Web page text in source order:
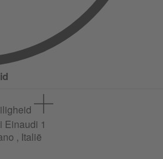
Einaudi 1
, Italië